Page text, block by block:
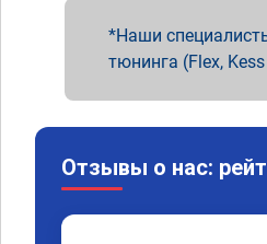
Наши
тюнинга (Flex,
Отзывы о нас: